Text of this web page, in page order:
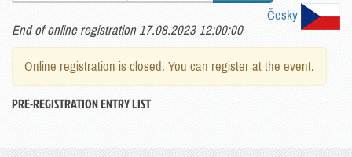
Česky
End of online registration 17.08.2023 12:00:00
Online registration is closed. You can register at the event.
PRE-REGISTRATION ENTRY LIST